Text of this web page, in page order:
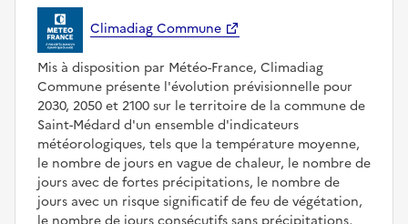
Climadiag Commune
Mis à disposition par Météo-France, Climadiag
Commune présente l'évolution prévisionnelle pour
2030, 2050 et 2100 sur le territoire de la commune de
Saint-Médard d'un ensemble d'indicateurs
météorologiques, tels que la température moyenne,
le nombre de jours en vague de chaleur, le nombre de
jours avec de fortes précipitations, le nombre de
jours avec un risque significatif de feu de végétation,